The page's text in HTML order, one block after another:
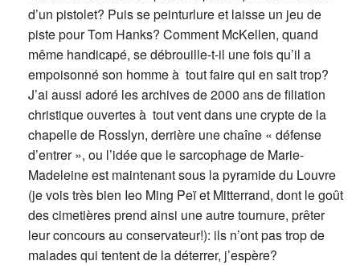
d’un pistolet? Puis se peinturlure et laisse un jeu de
piste pour Tom Hanks? Comment McKellen, quand
même handicapé, se débrouille-t-il une fois qu’il a
empoisonné son homme à tout faire qui en sait trop?
J’ai aussi adoré les archives de 2000 ans de filiation
christique ouvertes à tout vent dans une crypte de la
chapelle de Rosslyn, derrière une chaîne « défense
d’entrer », ou l’idée que le sarcophage de Marie-
Madeleine est maintenant sous la pyramide du Louvre
(je vois très bien Ieo Ming Peï et Mitterrand, dont le goût
des cimetières prend ainsi une autre tournure, prêter
leur concours au conservateur!): ils n’ont pas trop de
malades qui tentent de la déterrer, j’espère?